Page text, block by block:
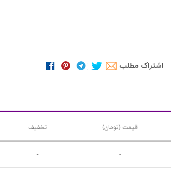
اشتراک مطلب
قیمت (تومان) تخفیف
-
-